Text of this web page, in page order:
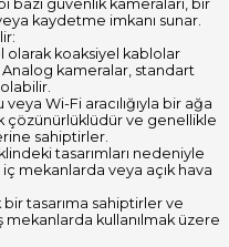
bazı güvenlik kameraları, bir
kaydetme imkanı sunar.
olarak koaksiyel kablolar
Analog kameralar, standart
olabilir.
Wi-Fi aracılığıyla bir ağa
çözünürlüklüdür ve genellikle
sahiptirler.
tasarımları nedeniyle
mekanlarda veya açık hava
bir tasarıma sahiptirler ve
kullanılmak üzere